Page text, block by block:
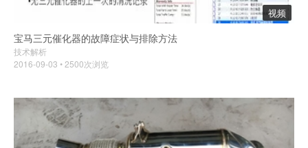
视频
宝马三元催化器的故障症状与排除方法
技术解析
2016-09-03 • 2500次浏览